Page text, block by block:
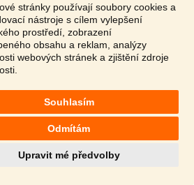
stránky používají soubory cookies a
nástroje s cílem vylepšení
prostředí, zobrazení
obsahu a reklam, analýzy
webových stránek a zjištění zdroje
Souhlasím
Odmítám
Upravit mé předvolby